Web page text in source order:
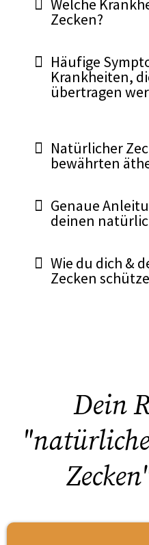
Welche
Zecken?
Häufige
Krankheiten,
übertragen
Natürlicher
bewährten
Genaue
deinen
Wie du dich &
Zecken
Dein